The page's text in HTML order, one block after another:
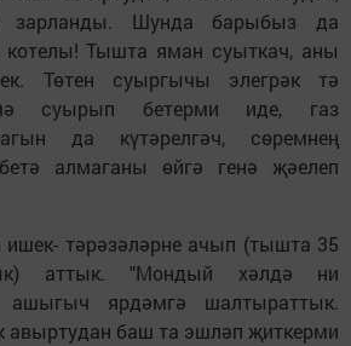
зарланды. Шунда барыбыз да
котелы! Тышта яман суыткач, аны
Төтен суыргычы элегрәк тә
суырып бетерми иде, газ
да күтәрелгәч, сөремнең
алмаганы өйгә генә җәелеп
тәрәзәләрне ачып (тышта 35
аттык. "Мондый хәлдә ни
ярдәмгә шалтыраттык.
авыртудан баш та эшләп җиткерми